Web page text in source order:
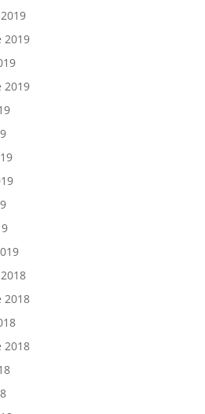
2019
2019
2018
2018